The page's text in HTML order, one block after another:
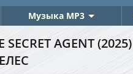
Музыка MP3
AGENT (2025)